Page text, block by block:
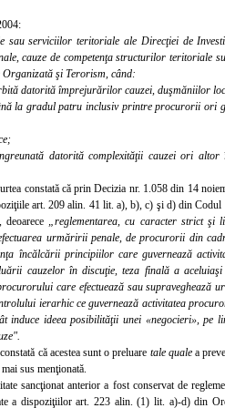
serviciilor teritoriale ale Direcţiei de
cauze de competenţa structurilor teritoriale
şi Terorism, când:
datorită împrejurărilor cauzei, duşmăniilor
la gradul patru inclusiv printre procurorii ori
datorită complexităţii cauzei ori
constată că prin Decizia nr. 1.058 din 14
art. 209 alin. 41 lit. a), b), c) şi d) din Codul
„reglementarea, cu caracter strict
urmăririi penale, de procurorii din
încălcării principiilor care guvernează
cauzelor în discuţie, teza finală a
care efectuează sau supraveghează
ierarhic ce guvernează activitatea
induce ideea posibilităţii unei «negocieri», pe
că acestea sunt o preluare tale qualea
sus menţionată.
sancţionat anterior a fost conservat de
a dispoziţiilor art. 223 alin. (1) lit. a)-d) din